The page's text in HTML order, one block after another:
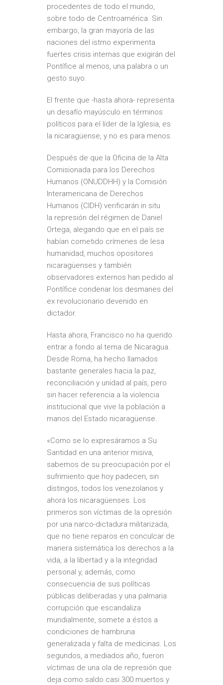
procedentes de todo el mundo,
sobre todo de Centroamérica. Sin
embargo, la gran mayoría de las
naciones del istmo experimenta
fuertes crisis internas que exigirán del
Pontífice al menos, una palabra o un
gesto suyo.
El frente que -hasta ahora- representa
un desafío mayúsculo en términos
políticos para el líder de la Iglesia, es
la nicaragüense, y no es para menos.
Después de que la Oficina de la Alta
Comisionada para los Derechos
Humanos (ONUDDHH) y la Comisión
Interamericana de Derechos
Humanos (CIDH) verificarán in situ
la represión del régimen de Daniel
Ortega, alegando que en el país se
habían cometido crímenes de lesa
humanidad, muchos opositores
nicaragüenses y también
observadores externos han pedido al
Pontífice condenar los desmanes del
ex revolucionario devenido en
dictador.
Hasta ahora, Francisco no ha querido
entrar a fondo al tema de Nicaragua.
Desde Roma, ha hecho llamados
bastante generales hacia la paz,
reconciliación y unidad al país, pero
sin hacer referencia a la violencia
institucional que vive la población a
manos del Estado nicaragüense.
«Como se lo expresáramos a Su
Santidad en una anterior misiva,
sabemos de su preocupación por el
sufrimiento que hoy padecen, sin
distingos, todos los venezolanos y
ahora los nicaragüenses. Los
primeros son víctimas de la opresión
por una narco-dictadura militarizada,
que no tiene reparos en conculcar de
manera sistemática los derechos a la
vida, a la libertad y a la integridad
personal y, además, como
consecuencia de sus políticas
públicas deliberadas y una palmaria
corrupción que escandaliza
mundialmente, somete a éstos a
condiciones de hambruna
generalizada y falta de medicinas. Los
segundos, a mediados año, fueron
víctimas de una ola de represión que
deja como saldo casi 300 muertos y